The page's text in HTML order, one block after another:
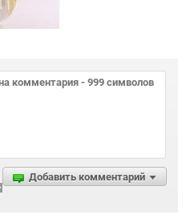
Добавить комментарий